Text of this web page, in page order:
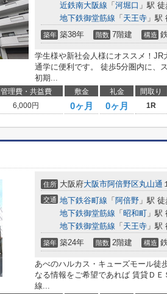
近鉄南大阪線 「 河堀口 」駅
地下鉄御堂筋線 「 天王寺 」駅
築年 築38年 階数 7階建 構造
学生様や新社会人様にオススメ！
通学に便利です。 徒歩5分圏内に、
初期...
管理費・共益費 敷金 礼金 間取り
6,000円 0ヶ月 0ヶ月 1R
住所 大阪府大阪市阿倍野区丸山通
交通 地下鉄谷町線 「 阿倍野 」駅
地下鉄御堂筋線 「 昭和町 」駅
地下鉄御堂筋線 「 天王寺 」駅
築年 築24年 階数 2階建 構造
あべのハルカス・キューズモール徒
なる情報をご希望であれば 賃貸Ｄ
線...